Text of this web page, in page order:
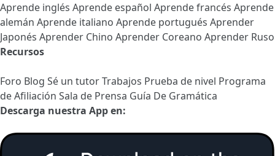
Aprende inglés Aprende español Aprende francés Aprende
alemán Aprende italiano Aprende portugués Aprender
Japonés Aprender Chino Aprender Coreano Aprender Ruso
Recursos
Foro Blog Sé un tutorTrabajos Prueba de nivel Programa
de Afiliación Sala de Prensa Guía De Gramática
Descarga nuestra App en: